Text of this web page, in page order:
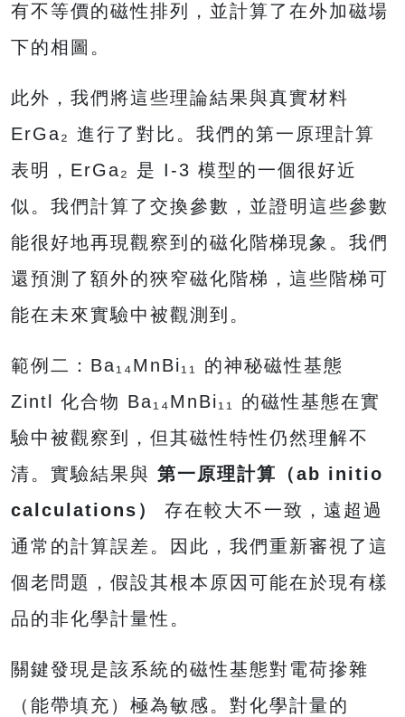
有不等價的磁性排列，並計算了在外加磁場
下的相圖。
此外，我們將這些理論結果與真實材料
ErGa₂ 進行了對比。我們的第一原理計算
表明，ErGa₂ 是 I-3 模型的一個很好近
似。我們計算了交換參數，並證明這些參數
能很好地再現觀察到的磁化階梯現象。我們
還預測了額外的狹窄磁化階梯，這些階梯可
能在未來實驗中被觀測到。
範例二：Ba₁₄MnBi₁₁ 的神秘磁性基態
Zintl 化合物 Ba₁₄MnBi₁₁ 的磁性基態在實
驗中被觀察到，但其磁性特性仍然理解不
清。實驗結果與 第一原理計算（ab initio
calculations）
存在較大不一致，遠超過
通常的計算誤差。因此，我們重新審視了這
個老問題，假設其根本原因可能在於現有樣
品的非化學計量性。
關鍵發現是該系統的磁性基態對電荷摻雜
（能帶填充）極為敏感。對化學計量的